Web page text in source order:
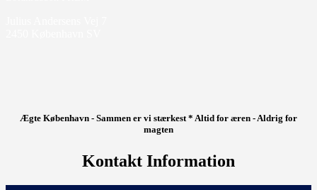
Ægte København - Sammen er vi stærkest * Altid for æren - Aldrig for
magten
Kontakt Information